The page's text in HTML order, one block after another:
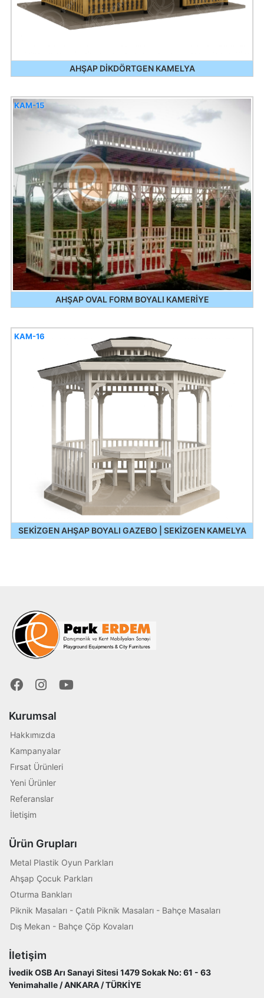
AHŞAP DİKDÖRTGEN KAMELYA
AHŞAP OVAL FORM BOYALI KAMERİYE
KAM-15
SEKİZGEN AHŞAP BOYALI GAZEBO | SEKİZGEN KAMELYA
KAM-16
Kurumsal
Hakkımızda
Kampanyalar
Fırsat Ürünleri
Yeni Ürünler
Referanslar
İletişim
Ürün Grupları
Metal Plastik Oyun Parkları
Ahşap Çocuk Parkları
Oturma Bankları
Piknik Masaları - Çatılı Piknik Masaları - Bahçe Masaları
Dış Mekan - Bahçe Çöp Kovaları
İletişim
İvedik OSB Arı Sanayi Sitesi 1479 Sokak No: 61 - 63
Yenimahalle / ANKARA / TÜRKİYE